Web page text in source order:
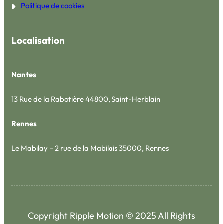
Politique de cookies
Localisation
Nantes
13 Rue de la Rabotière 44800, Saint-Herblain
Rennes
Le Mabilay – 2 rue de la Mabilais 35000, Rennes
Copyright Ripple Motion © 2025 All Rights